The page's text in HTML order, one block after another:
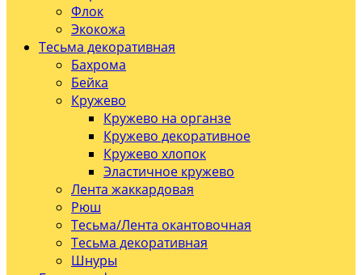
Флок
Экокожа
Тесьма декоративная
Бахрома
Бейка
Кружево
Кружево на органзе
Кружево декоративное
Кружево хлопок
Эластичное кружево
Лента жаккардовая
Рюш
Тесьма/Лента окантовочная
Тесьма декоративная
Шнуры